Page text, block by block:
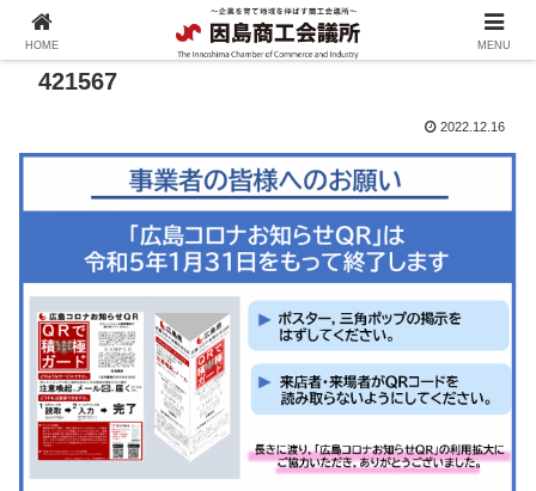
421567
2022.12.16
HOME MENU